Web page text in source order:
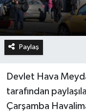
Paylaş
Devlet Hava
tarafından
Çarşamba